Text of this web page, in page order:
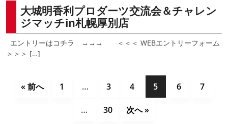
大城明香利プロダーツ交流会＆チャレン
ジマッチin札幌厚別店
エントリーはコチラ →→→ ＜＜＜ WEBエントリーフォーム
＞＞＞ […]
« 前へ 1 … 3 4 5 6 7
… 30 次へ »